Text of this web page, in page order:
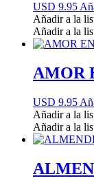
USD 9.95
Añadir a la
Añadir a la
AMOR
USD 9.95
Añadir a la
Añadir a la